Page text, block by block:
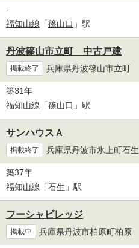
-
福知山線 「篠山口 」駅
丹波篠山市立町 中古戸建
掲載終了 兵庫県丹波篠山市立町
築31年
福知山線 「篠山口 」駅
サンハウスＡ
掲載終了 兵庫県丹波市氷上町石生
築37年
福知山線 「石生 」駅
フーシャビレッジ
掲載中 兵庫県丹波市柏原町柏原